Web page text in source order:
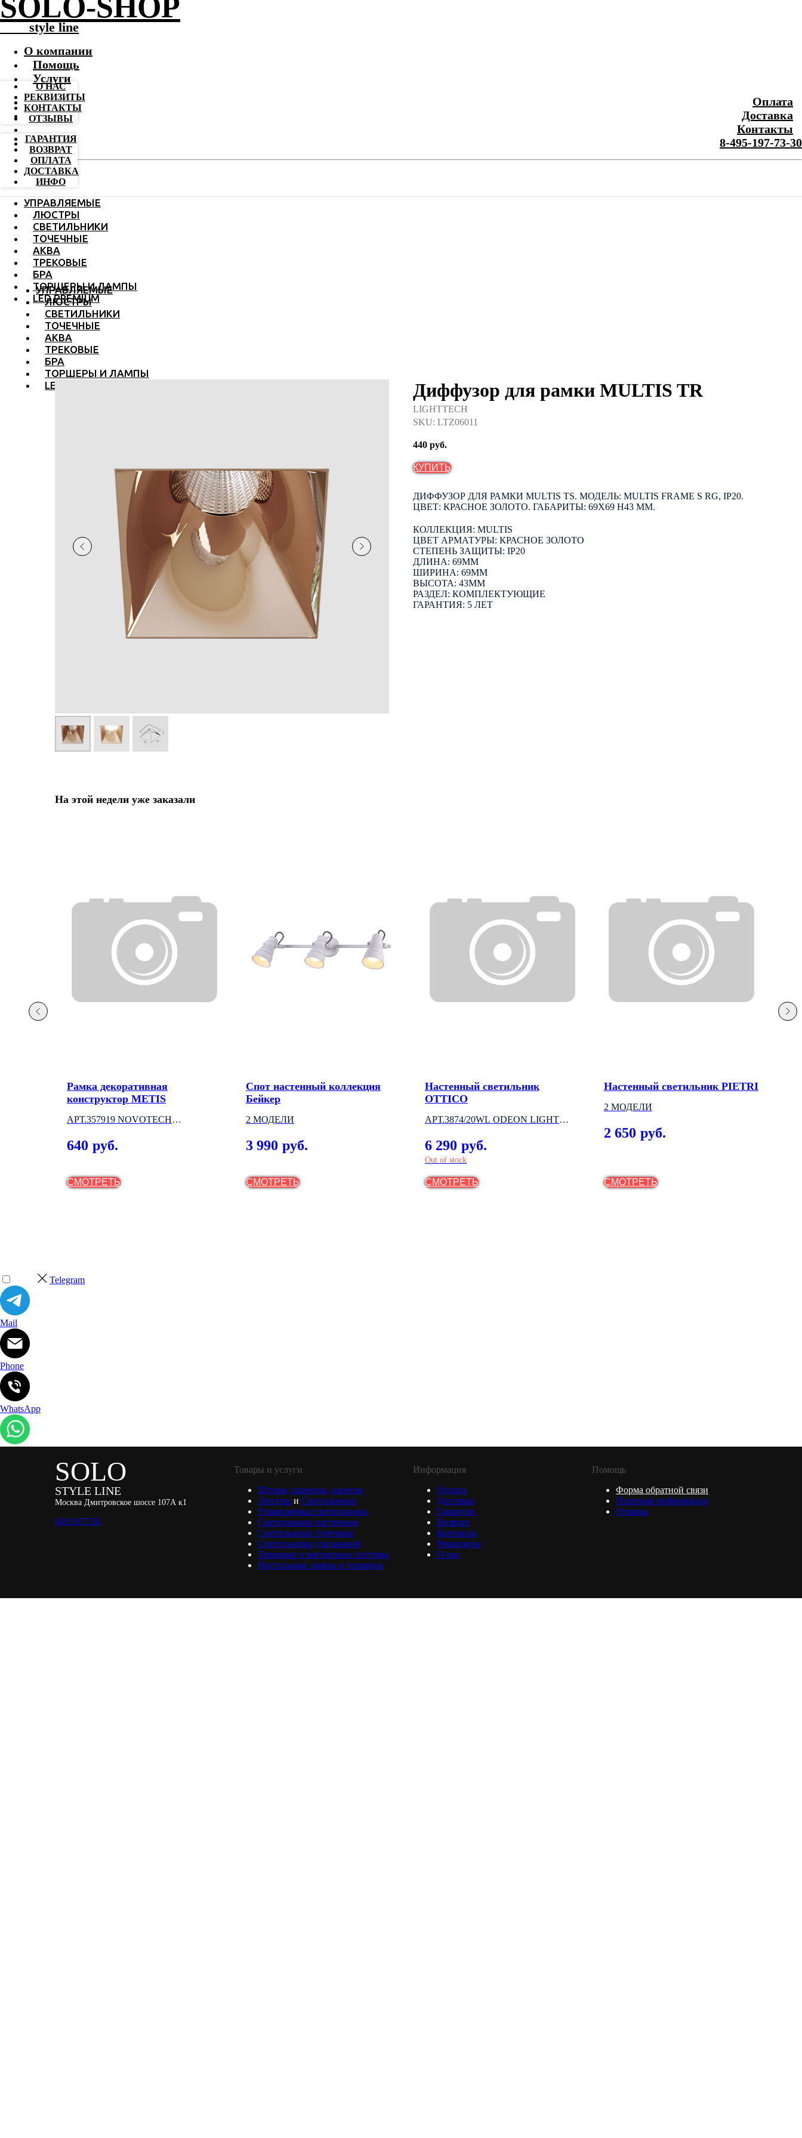
SOLO-SHOP
-------style line
О компании
Помощь
Услуги
Оплата
Доставка
Контакты
8-495-197-73-30
О НАС
РЕКВИЗИТЫ
КОНТАКТЫ
ОТЗЫВЫ
ГАРАНТИЯ
ВОЗВРАТ
ОПЛАТА
ДОСТАВКА
ИНФО
УПРАВЛЯЕМЫЕ
ЛЮСТРЫ
СВЕТИЛЬНИКИ
ТОЧЕЧНЫЕ
АКВА
ТРЕКОВЫЕ
БРА
ТОРШЕРЫ И ЛАМПЫ
LED PREMIUM
УПРАВЛЯЕМЫЕ
ЛЮСТРЫ
СВЕТИЛЬНИКИ
ТОЧЕЧНЫЕ
АКВА
ТРЕКОВЫЕ
БРА
ТОРШЕРЫ И ЛАМПЫ
LED PREMIUM
Диффузор для рамки MULTIS TR
LIGHTTECH
SKU: LTZ06011
440 руб.
КУПИТЬ
ДИФФУЗОР ДЛЯ РАМКИ MULTIS TS. МОДЕЛЬ: MULTIS FRAME S RG, IP20.
ЦВЕТ: КРАСНОЕ ЗОЛОТО. ГАБАРИТЫ: 69Х69 H43 ММ.
КОЛЛЕКЦИЯ: MULTIS
ЦВЕТ АРМАТУРЫ: КРАСНОЕ ЗОЛОТО
СТЕПЕНЬ ЗАЩИТЫ: IP20
ДЛИНА: 69ММ
ШИРИНА: 69ММ
ВЫСОТА: 43ММ
РАЗДЕЛ: КОМПЛЕКТУЮЩИЕ
ГАРАНТИЯ: 5 ЛЕТ
На этой недели уже заказали
Рамка декоративная
конструктор METIS
АРТ.357919 NOVOTECH
(ВЕНГРИЯ)
640 руб.
СМОТРЕТЬ
Спот настенный коллекция
Бейкер
2 МОДЕЛИ
3 990 руб.
СМОТРЕТЬ
Настенный светильник
OTTICO
АРТ.3874/20WL ODEON LIGHT
(ИТАЛИЯ)
6 290 руб.
Out of stock
СМОТРЕТЬ
Настенный светильник PIETRI
2 МОДЕЛИ
2 650 руб.
СМОТРЕТЬ
Telegram
Mail
Phone
WhatsApp
SOLO
STYLE LINE
Москва Дмитровское шоссе 107А к1
84951977330
Товары и услуги
Шторы, карнизы, жалюзи
Люстры и Светильники
Управляемые светильники
Светильники настенные
Светильники точечные
Светильники для ванной
Трековые и магнитные системы
Настольные лампы и торшеры
Информация
Оплата
Доставка
Гарантия
Возврат
Контакты
Реквизиты
О нас
Помощь
Форма обратной связи
Полезная информация
Отзывы